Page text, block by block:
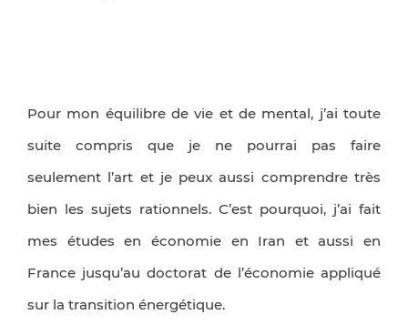
Pour mon équilibre de vie et de mental, j’ai toute
suite compris que je ne pourrai pas faire
seulement l’art et je peux aussi comprendre très
bien les sujets rationnels. C’est pourquoi, j’ai fait
mes études en économie en Iran et aussi en
France jusqu’au doctorat de l’économie appliqué
sur la transition énergétique.